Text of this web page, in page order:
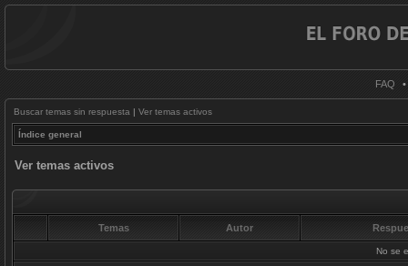
FAQ •
Buscar temas sin respuesta | Ver temas activos
Índice general
Ver temas activos
Temas Autor
No se